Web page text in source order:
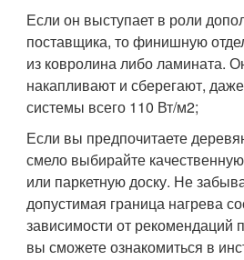
Если он выступает в роли
поставщика, то финишную
из ковролина либо ламината.
накапливают и сберегают,
системы всего 110 Вт/м2;
Если вы предпочитаете
смело выбирайте
или паркетную доску. Не
допустимая граница нагрева
зависимости от рекомендаций
вы сможете ознакомиться в